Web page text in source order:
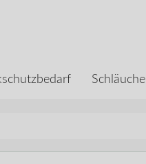
Schläuche